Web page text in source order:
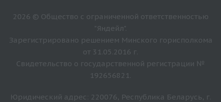
2026 © Общество с ограниченной ответственностью
"Яндейл".
Зарегистрировано решением Минского горисполкома
от 31.05.2016 г.
Свидетельство о государственной регистрации №
192656821.
Юридический адрес: 220076, Республика Беларусь, г.